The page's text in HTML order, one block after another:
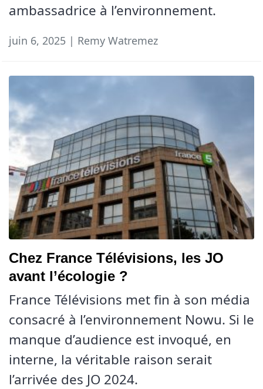
ambassadrice à l’environnement.
juin 6, 2025 | Remy Watremez
Chez France Télévisions, les JO
avant l’écologie ?
France Télévisions met fin à son média
consacré à l’environnement Nowu. Si le
manque d’audience est invoqué, en
interne, la véritable raison serait
l’arrivée des JO 2024.